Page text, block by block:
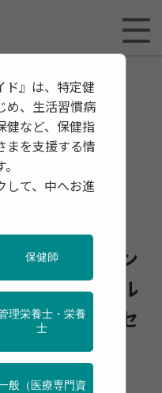
した「遠隔メン
者のメンタル
経医療研究セ
ド』は、特定健
め、生活習慣病
健など、保健指
まを支援する情
して、中へお進
保健師
理栄養士・栄養
士
般（医療専門資